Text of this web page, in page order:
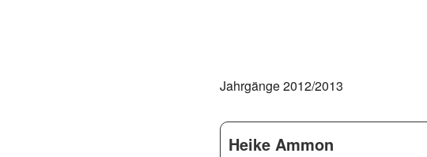
Jahrgänge 2012/2013
Heike Ammon